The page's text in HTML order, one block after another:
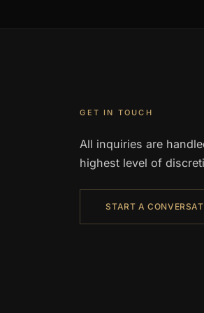
GET IN TOUCH
All inquiries are
highest level of
START A